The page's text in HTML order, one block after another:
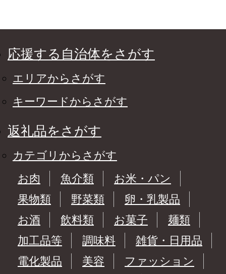
応援する自治体をさがす
エリアからさがす
キーワードからさがす
返礼品をさがす
カテゴリからさがす
お肉
魚介類
お米・パン
果物類
野菜類
卵・乳製品
お酒
飲料類 お菓子
麺類
加工品等
調味料
雑貨・日用品
電化製品
美容
ファッション